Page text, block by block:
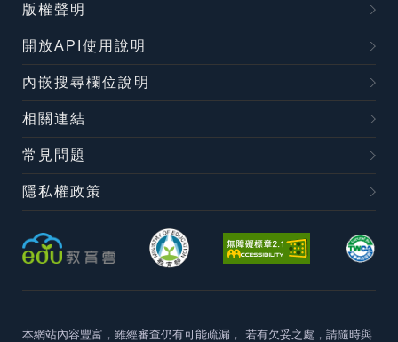
版權聲明
開放API使用說明
內嵌搜尋欄位說明
相關連結
常見問題
隱私權政策
本網站內容豐富，雖經審查仍有可能疏漏， 若有欠妥之處，請隨時與